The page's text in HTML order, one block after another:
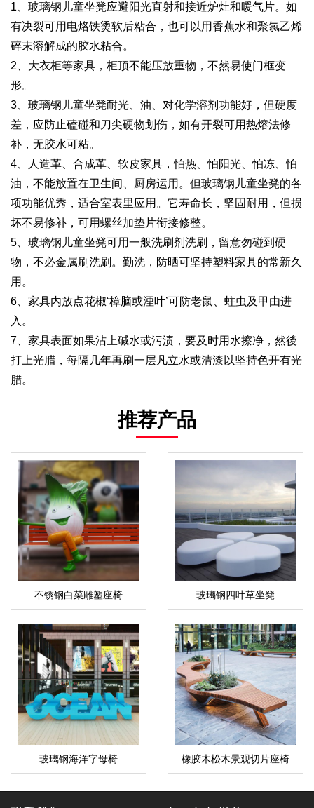
1、玻璃钢儿童坐凳应避阳光直射和接近炉灶和暖气片。如
有决裂可用电烙铁烫软后粘合，也可以用香蕉水和聚氯乙烯
碎末溶解成的胶水粘合。
2、大衣柜等家具，柜顶不能压放重物，不然易使门框变
形。
3、玻璃钢儿童坐凳耐光、油、对化学溶剂功能好，但硬度
差，应防止磕碰和刀尖硬物划伤，如有开裂可用热熔法修
补，无胶水可粘。
4、人造革、合成革、软皮家具，怕热、怕阳光、怕冻、怕
油，不能放置在卫生间、厨房运用。但玻璃钢儿童坐凳的各
项功能优秀，适合室表里应用。它寿命长，坚固耐用，但损
坏不易修补，可用螺丝加垫片衔接修整。
5、玻璃钢儿童坐凳可用一般洗刷剂洗刷，留意勿碰到硬
物，不必金属刷洗刷。勤洗，防晒可坚持塑料家具的常新久
用。
6、家具内放点花椒‘樟脑或湮叶’可防老鼠、蛀虫及甲由进
入。
7、家具表面如果沾上碱水或污渍，要及时用水擦净，然後
打上光腊，每隔几年再刷一层凡立水或清漆以坚持色开有光
腊。
推荐产品
不锈钢白菜雕塑座椅 玻璃钢四叶草坐凳
玻璃钢海洋字母椅 橡胶木松木景观切片座椅